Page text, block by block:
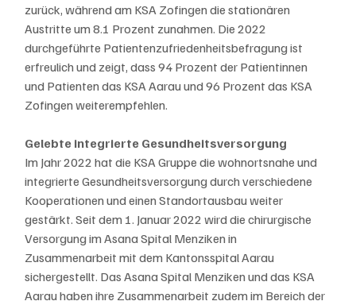
zurück, während am KSA Zofingen die stationären
Austritte um 8.1 Prozent zunahmen. Die 2022
durchgeführte Patientenzufriedenheitsbefragung ist
erfreulich und zeigt, dass 94 Prozent der Patientinnen
und Patienten das KSA Aarau und 96 Prozent das KSA
Zofingen weiterempfehlen.
Gelebte integrierte Gesundheitsversorgung
Im Jahr 2022 hat die KSA Gruppe die wohnortsnahe und
integrierte Gesundheitsversorgung durch verschiedene
Kooperationen und einen Standortausbau weiter
gestärkt. Seit dem 1. Januar 2022 wird die chirurgische
Versorgung im Asana Spital Menziken in
Zusammenarbeit mit dem Kantonsspital Aarau
sichergestellt. Das Asana Spital Menziken und das KSA
Aarau haben ihre Zusammenarbeit zudem im Bereich der